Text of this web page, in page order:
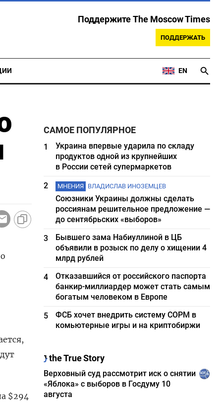
Поддержите The Moscow Times
ПОДДЕРЖАТЬ
EN
$294
САМОЕ ПОПУЛЯРНОЕ
1
Украина впервые ударила по складу
продуктов одной из крупнейших
в России сетей супермаркетов
2
МНЕНИЯ ВЛАДИСЛАВ ИНОЗЕМЦЕВ
Союзники Украины должны сделать
россиянам решительное предложение —
до сентябрьских «выборов»
3
Бывшего зама Набиуллиной в ЦБ
объявили в розыск по делу о хищении 4
млрд рублей
4
Отказавшийся от российского паспорта
банкир-миллиардер может стать самым
богатым человеком в Европе
5
ФСБ хочет внедрить систему СОРМ в
комьютерные игры и на криптобиржи